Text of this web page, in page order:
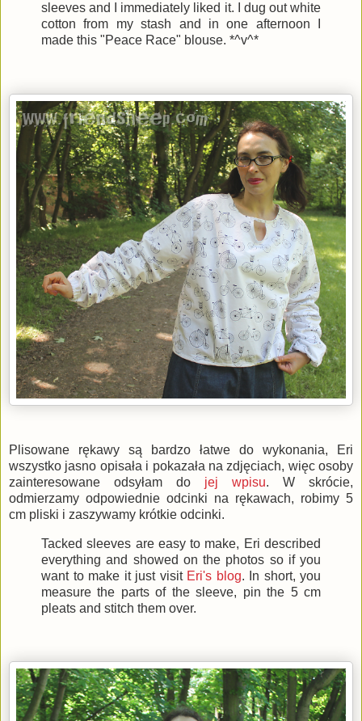
sleeves and I immediately liked it. I dug out white
cotton from my stash and in one afternoon I
made this "Peace Race" blouse. *^v^*
Plisowane rękawy są bardzo łatwe do wykonania, Eri
wszystko jasno opisała i pokazała na zdjęciach, więc osoby
zainteresowane odsyłam do jej wpisu. W skrócie,
odmierzamy odpowiednie odcinki na rękawach, robimy 5
cm pliski i zaszywamy krótkie odcinki.
Tacked sleeves are easy to make, Eri described
everything and showed on the photos so if you
want to make it just visit Eri's blog. In short, you
measure the parts of the sleeve, pin the 5 cm
pleats and stitch them over.